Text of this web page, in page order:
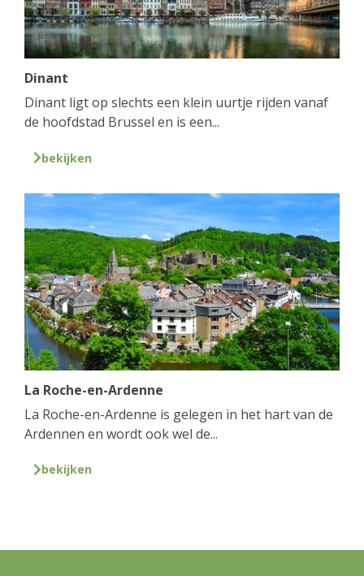
Dinant
Dinant ligt op slechts een klein uurtje rijden vanaf
de hoofdstad Brussel en is een...
bekijken
La Roche-en-Ardenne
La Roche-en-Ardenne is gelegen in het hart van de
Ardennen en wordt ook wel de...
bekijken